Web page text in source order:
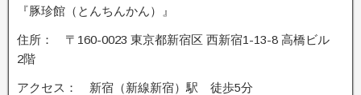
『豚珍館（とんちんかん）』
住所： 〒160-0023 東京都新宿区 西新宿1-13-8 高橋ビル
2階
アクセス： 新宿（新線新宿）駅 徒歩5分